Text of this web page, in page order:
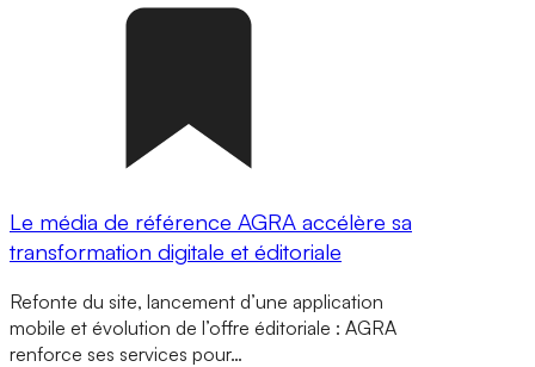
Le média de référence AGRA accélère sa
transformation digitale et éditoriale
Refonte du site, lancement d’une application
mobile et évolution de l’offre éditoriale : AGRA
renforce ses services pour…